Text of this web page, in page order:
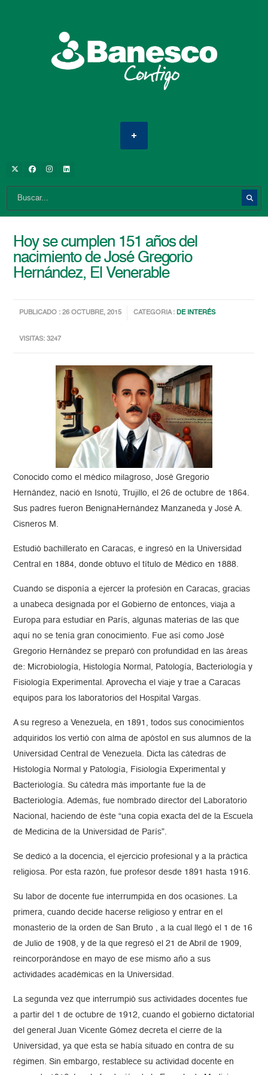
Hoy se cumplen 151 años del
nacimiento de José Gregorio
Hernández, El Venerable
PUBLICADO : 26 OCTUBRE, 2015 CATEGORIA :DE INTERÉS
VISITAS: 3247
Conocido como el médico milagroso, José Gregorio
Hernández, nació en Isnotú, Trujillo, el 26 de octubre de 1864.
Sus padres fueron BenignaHernández Manzaneda y José A.
Cisneros M.
Estudió bachillerato en Caracas, e ingresó en la Universidad
Central en 1884, donde obtuvo el título de Médico en 1888.
Cuando se disponía a ejercer la profesión en Caracas, gracias
a unabeca designada por el Gobierno de entonces, viaja a
Europa para estudiar en París, algunas materias de las que
aquí no se tenía gran conocimiento. Fue así como José
Gregorio Hernández se preparó con profundidad en las áreas
de: Microbiología, Histología Normal, Patología, Bacteriología y
Fisiología Experimental. Aprovecha el viaje y trae a Caracas
equipos para los laboratorios del Hospital Vargas.
A su regreso a Venezuela, en 1891, todos sus conocimientos
adquiridos los vertió con alma de apóstol en sus alumnos de la
Universidad Central de Venezuela. Dicta las cátedras de
Histología Normal y Patología, Fisiología Experimental y
Bacteriología. Su cátedra más importante fue la de
Bacteriología. Además, fue nombrado director del Laboratorio
Nacional, haciendo de éste “una copia exacta del de la Escuela
de Medicina de la Universidad de París”.
Se dedicó a la docencia, el ejercicio profesional y a la práctica
religiosa. Por esta razón, fue profesor desde 1891 hasta 1916.
Su labor de docente fue interrumpida en dos ocasiones. La
primera, cuando decide hacerse religioso y entrar en el
monasterio de la orden de San Bruto , a la cual llegó el 1 de 16
de Julio de 1908, y de la que regresó el 21 de Abril de 1909,
reincorporándose en mayo de ese mismo año a sus
actividades académicas en la Universidad.
La segunda vez que interrumpió sus actividades docentes fue
a partir del 1 de octubre de 1912, cuando el gobierno dictatorial
del general Juan Vicente Gómez decreta el cierre de la
Universidad, ya que esta se había situado en contra de su
régimen. Sin embargo, restablece su actividad docente en